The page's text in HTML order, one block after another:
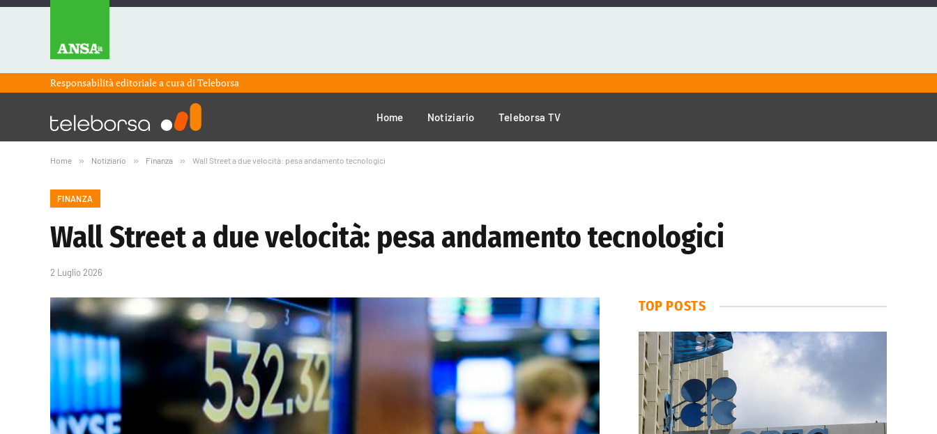
Responsabilità editoriale a cura diTeleborsa
Home Notiziario Teleborsa TV
Home » Notiziario » Finanza » Wall Street a due velocità: pesa andamento tecnologici
FINANZA
Wall Street a due velocità: pesa andamento tecnologici
2 Luglio 2026
TOP POSTS